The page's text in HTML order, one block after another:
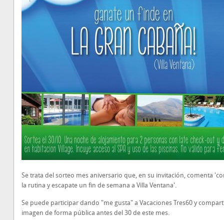
Se trata del sorteo mes aniversario que, en su invitación, comenta
la rutina y escapate un fin de semana a Villa Ventana'.
Se puede participar dando "me gusta" a Vacaciones Tres60 y
imagen de forma pública antes del 30 de este mes.